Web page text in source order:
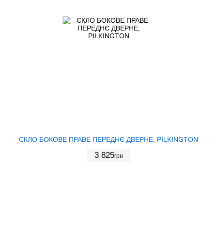
СКЛО БОКОВЕ ПРАВЕ ПЕРЕДНЄ ДВЕРНЕ, PILKINGTON
3 825грн